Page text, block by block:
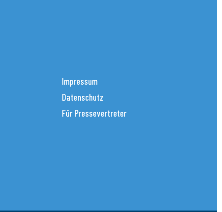
Impressum
Datenschutz
Für Pressevertreter